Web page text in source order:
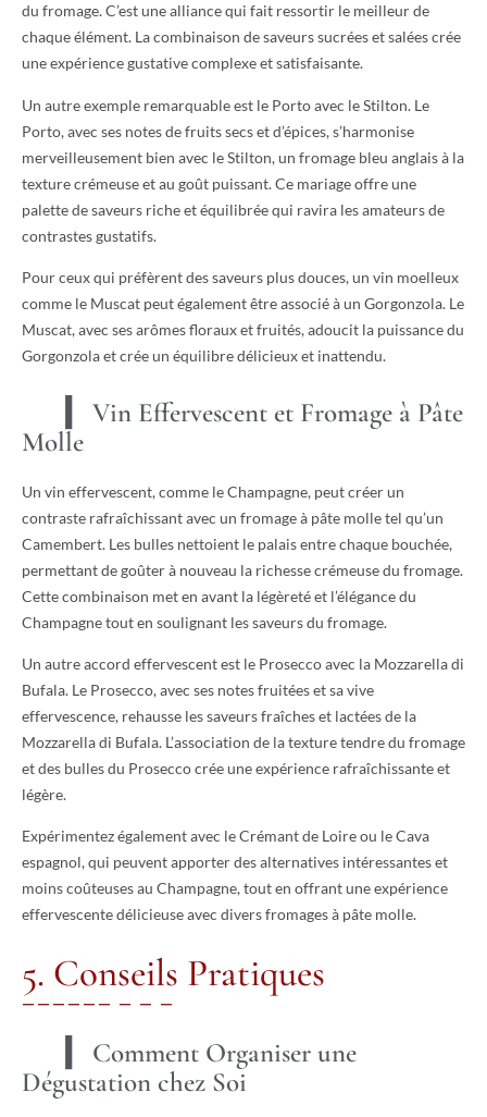
du fromage. C’est une alliance qui fait ressortir le meilleur de
chaque élément. La combinaison de saveurs sucrées et salées crée
une expérience gustative complexe et satisfaisante.
Un autre exemple remarquable est le Porto avec le Stilton. Le
Porto, avec ses notes de fruits secs et d’épices, s’harmonise
merveilleusement bien avec le Stilton, un fromage bleu anglais à la
texture crémeuse et au goût puissant. Ce mariage offre une
palette de saveurs riche et équilibrée qui ravira les amateurs de
contrastes gustatifs.
Pour ceux qui préfèrent des saveurs plus douces, un vin moelleux
comme le Muscat peut également être associé à un Gorgonzola. Le
Muscat, avec ses arômes floraux et fruités, adoucit la puissance du
Gorgonzola et crée un équilibre délicieux et inattendu.
Vin Effervescent et Fromage à Pâte
Molle
Un vin effervescent, comme le Champagne, peut créer un
contraste rafraîchissant avec un fromage à pâte molle tel qu’un
Camembert. Les bulles nettoient le palais entre chaque bouchée,
permettant de goûter à nouveau la richesse crémeuse du fromage.
Cette combinaison met en avant la légèreté et l’élégance du
Champagne tout en soulignant les saveurs du fromage.
Un autre accord effervescent est le Prosecco avec la Mozzarella di
Bufala. Le Prosecco, avec ses notes fruitées et sa vive
effervescence, rehausse les saveurs fraîches et lactées de la
Mozzarella di Bufala. L’association de la texture tendre du fromage
et des bulles du Prosecco crée une expérience rafraîchissante et
légère.
Expérimentez également avec le Crémant de Loire ou le Cava
espagnol, qui peuvent apporter des alternatives intéressantes et
moins coûteuses au Champagne, tout en offrant une expérience
effervescente délicieuse avec divers fromages à pâte molle.
5. Conseils Pratiques
Comment Organiser une
Dégustation chez Soi